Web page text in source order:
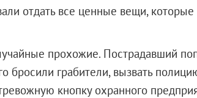
отдать все ценные вещи,
прохожие. Пострадавший
бросили грабители, вызвать
кнопку охранного